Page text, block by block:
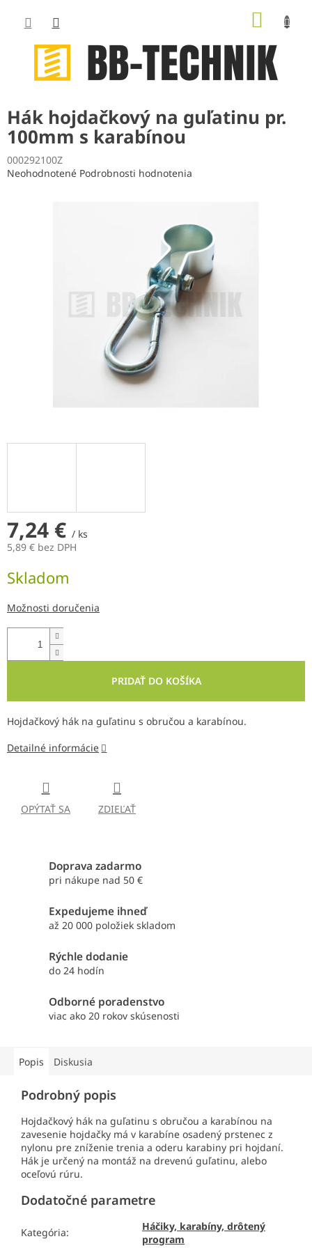
obsah
Hák hojdačkový na guľatinu pr.
100mm s karabínou
000292100Z
Priemerné
Neohodnotené Podrobnosti hodnotenia
7,24 € / ks
5,89 € bez DPH
cena:
Skladom
Možnosti doručenia
PRIDAŤ DO KOŠÍKA
Hojdačkový hák na guľatinu s obručou a karabínou.
Detailné informácie
OPÝTAŤ SA ZDIEĽAŤ
Doprava zadarmo
pri nákupe nad 50 €
Expedujeme ihneď
až 20 000 položiek skladom
Rýchle dodanie
do 24 hodín
Odborné poradenstvo
viac ako 20 rokov skúsenosti
Popis Diskusia
Podrobný popis
Hojdačkový hák na guľatinu s obručou a karabínou na
zavesenie hojdačky má v karabíne osadený prstenec z
nylonu pre zníženie trenia a oderu karabiny pri hojdaní.
Hák je určený na montáž na drevenú guľatinu, alebo
oceľovú rúru.
Dodatočné parametre
Kategória:
Háčiky, karabíny, drôtený
program